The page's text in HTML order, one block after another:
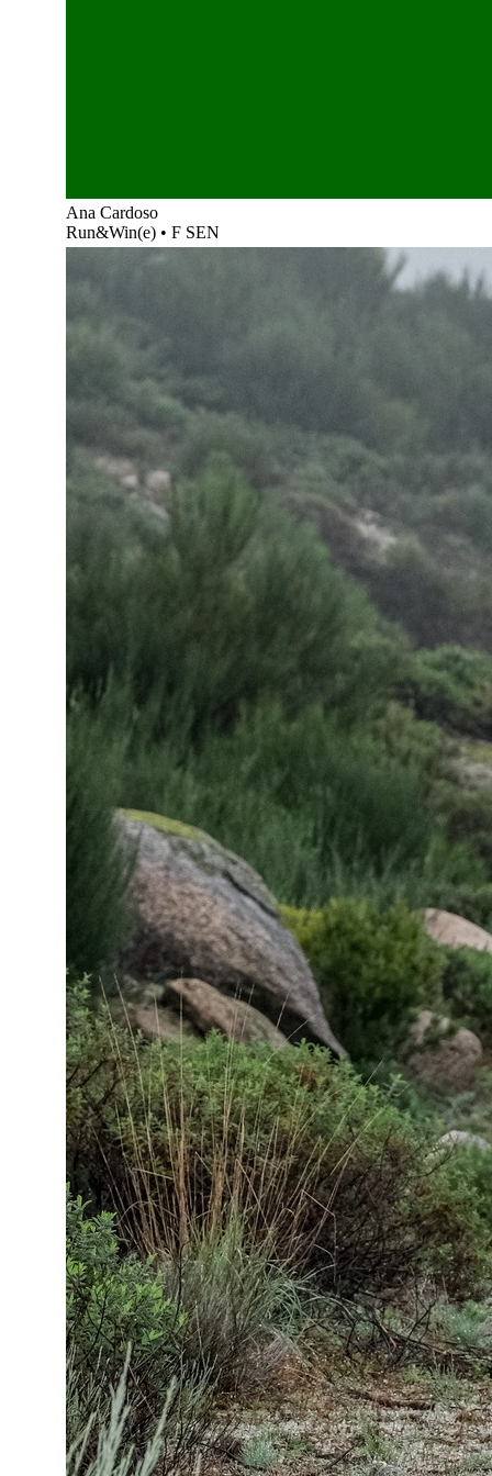
Ana Cardoso
Run&Win(e) • F SEN